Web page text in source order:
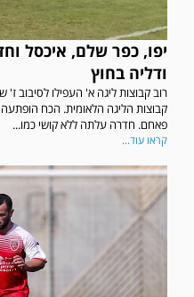
יפו, כפר שלם, איכסל
ודליה בחוץ
רוב קבוצות ליגה א' העפילו לסיבוב
קבוצות הליגה הלאומית. הכח
פאחם. חדרה עלתה ללא קושי כמו...
קראו עוד...